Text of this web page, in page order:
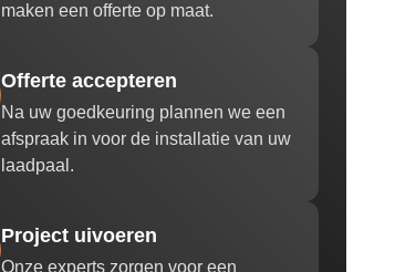
maken een offerte op maat.
Offerte accepteren
Na uw goedkeuring plannen we een
afspraak in voor de installatie van uw
laadpaal.
Project uivoeren
Onze experts zorgen voor een